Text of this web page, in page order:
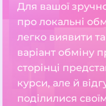
Для вашої
про локальні
легко виявити
варіант обміну
сторінці
курси, але й
поділилися